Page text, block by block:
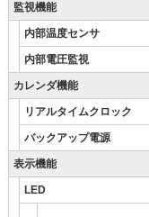
監視機能
内部温度センサ
内部電圧監視
カレンダ機能
リアルタイムクロック
バックアップ電源
表示機能
LED